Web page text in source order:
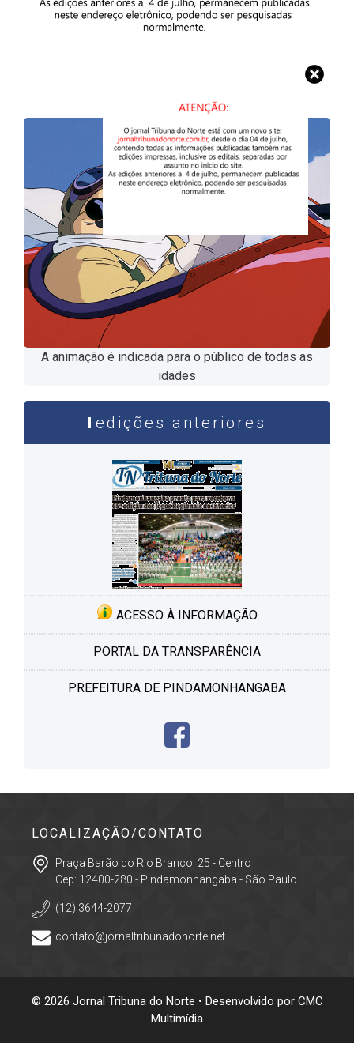
A animação é indicada para o público de todas as
idades
edições anteriores
ACESSO À INFORMAÇÃO
PORTAL DA TRANSPARÊNCIA
PREFEITURA DE PINDAMONHANGABA
LOCALIZAÇÃO/CONTATO
Praça Barão do Rio Branco, 25 - Centro
Cep: 12400-280 - Pindamonhangaba - São Paulo
(12) 3644-2077
contato@jornaltribunadonorte.net
© 2026 Jornal Tribuna do Norte • Desenvolvido por CMC
Multimídia